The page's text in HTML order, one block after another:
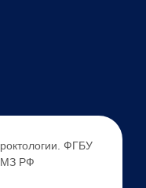
ФГБУ
МЗ РФ